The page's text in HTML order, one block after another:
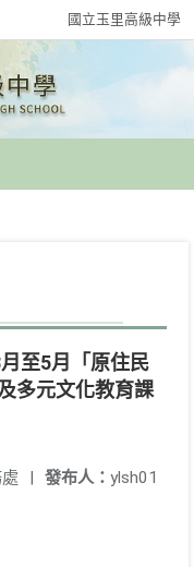
國立玉里高級中學
至5月「原住民
多元文化教育課
發布人： ylsh01
|